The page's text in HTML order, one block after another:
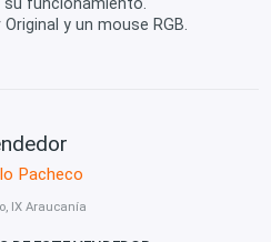
y un mouse RGB.
Pacheco
IX Araucanía